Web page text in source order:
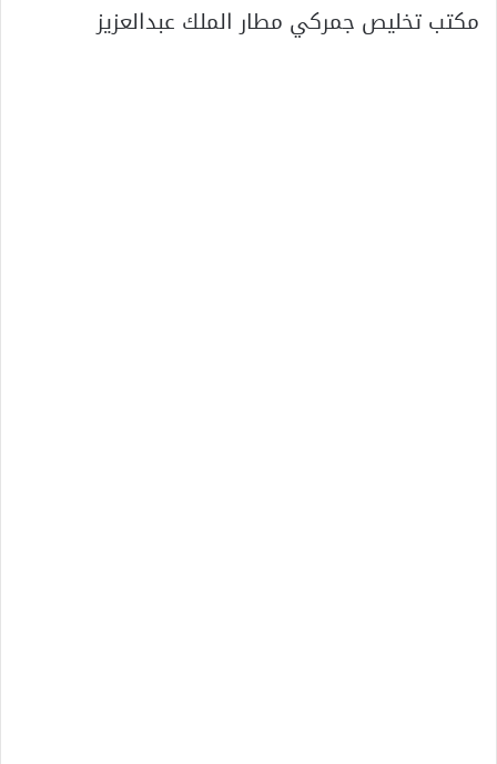
مكتب تخليص جمركي مطار الملك عبدالعزيز